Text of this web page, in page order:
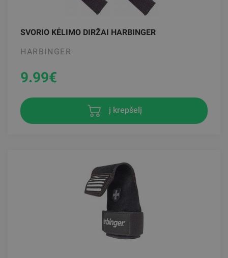
SVORIO KĖLIMO DIRŽAI HARBINGER
HARBINGER
9.99€
į krepšelį